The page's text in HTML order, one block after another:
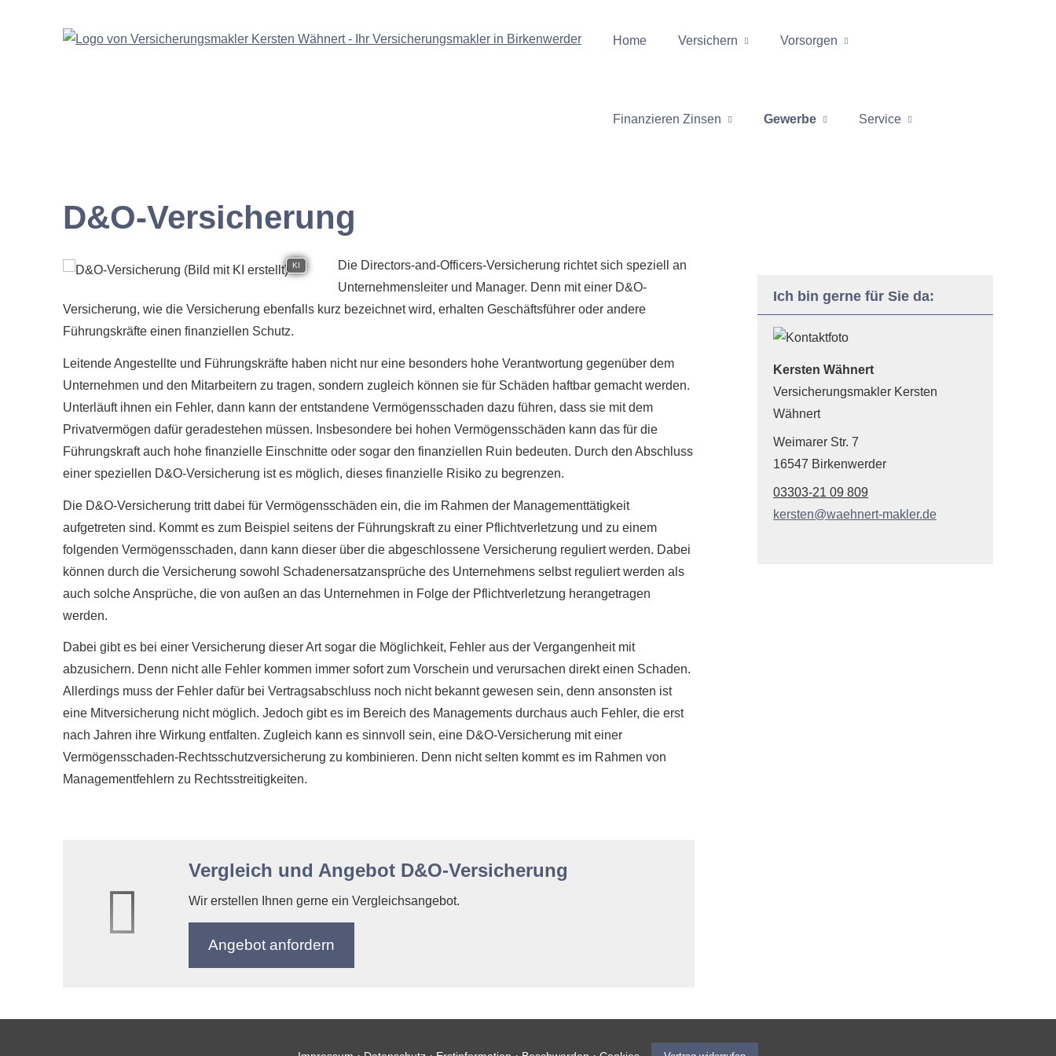
Home Versichern Vorsorgen
Finanzieren Zinsen Gewerbe Service
Ich bin gerne für Sie da:
Kersten Wähnert
Ver­sicherungs­makler Kersten
Wähnert
Weimarer Str. 7
16547 Birkenwerder
03303-21 09 809
kersten@waehnert-makler.de
D&O-Versicherung
KI
Die Directors-and-Officers-Versicherung richtet sich speziell an
Unternehmensleiter und Manager. Denn mit einer D&O-
Versicherung, wie die Versicherung ebenfalls kurz bezeichnet wird, erhalten Geschäftsführer oder andere
Führungskräfte einen finanziellen Schutz.
Leitende Angestellte und Führungskräfte haben nicht nur eine besonders hohe Verantwortung gegenüber dem
Unternehmen und den Mitarbeitern zu tragen, sondern zugleich können sie für Schäden haftbar gemacht werden.
Unterläuft ihnen ein Fehler, dann kann der entstandene Vermögensschaden dazu führen, dass sie mit dem
Privatvermögen dafür geradestehen müssen. Insbesondere bei hohen Vermögensschäden kann das für die
Führungskraft auch hohe finanzielle Einschnitte oder sogar den finanziellen Ruin bedeuten. Durch den Abschluss
einer speziellen D&O-Versicherung ist es möglich, dieses finanzielle Risiko zu begrenzen.
Die D&O-Versicherung tritt dabei für Vermögensschäden ein, die im Rahmen der Managementtätigkeit
aufgetreten sind. Kommt es zum Beispiel seitens der Führungskraft zu einer Pflichtverletzung und zu einem
folgenden Vermögensschaden, dann kann dieser über die abgeschlossene Versicherung reguliert werden. Dabei
können durch die Versicherung sowohl Schadenersatzansprüche des Unternehmens selbst reguliert werden als
auch solche Ansprüche, die von außen an das Unternehmen in Folge der Pflichtverletzung herangetragen
werden.
Dabei gibt es bei einer Versicherung dieser Art sogar die Möglichkeit, Fehler aus der Vergangenheit mit
abzusichern. Denn nicht alle Fehler kommen immer sofort zum Vorschein und verursachen direkt einen Schaden.
Allerdings muss der Fehler dafür bei Vertragsabschluss noch nicht bekannt gewesen sein, denn ansonsten ist
eine Mitversicherung nicht möglich. Jedoch gibt es im Bereich des Managements durchaus auch Fehler, die erst
nach Jahren ihre Wirkung entfalten. Zugleich kann es sinnvoll sein, eine D&O-Versicherung mit einer
Vermögensschaden-Rechts­schutz­ver­si­che­rung zu kombinieren. Denn nicht selten kommt es im Rahmen von
Managementfehlern zu Rechtsstreitigkeiten.
Vergleich und Angebot D&O-Versicherung
Wir erstellen Ihnen gerne ein Vergleichsangebot.
An­ge­bot an­for­dern